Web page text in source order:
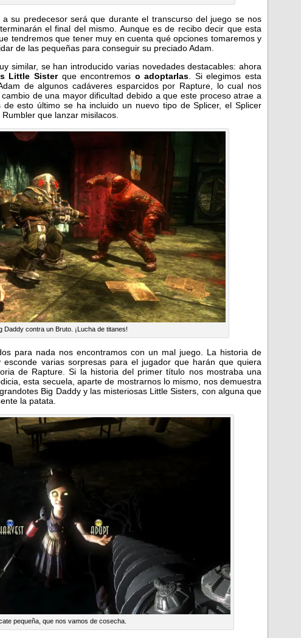
su predecesor será que durante el transcurso del juego se nos
el final del mismo. Aunque es de recibo decir que esta
tendremos que tener muy en cuenta qué opciones tomaremos y
de las pequeñas para conseguir su preciado Adam.
similar, se han introducido varias novedades destacables: ahora
Little Sisterque encontremos o adoptarlas . Si elegimos esta
de algunos cadáveres esparcidos por Rapture, lo cual nos
de una mayor dificultad debido a que este proceso atrae a
esto último se ha incluido un nuevo tipo de Splicer, el Splicer
que lanzar misilacos.
Daddy contra un Bruto. ¡Lucha de titanes!
para nada nos encontramos con un mal juego. La historia de
varias sorpresas para el jugador que harán que quiera
de Rapture. Si la historia del primer título nos mostraba una
esta secuela, aparte de mostrarnos lo mismo, nos demuestra
Big Daddy y las misteriosas Little Sisters, con alguna que
la patata.
pequeña, que nos vamos de cosecha.